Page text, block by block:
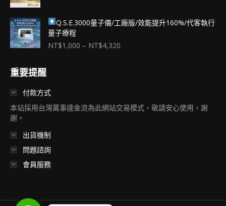
圍：
Q.S.E.3000量子儀/工廠版/效能提升160%/代客執行
量子療程
NT$1,000 – NT$4,320
NT$4,320
重要提醒
付款方式
本站採用台灣萬事達金流為此網站交易模式，敬請安心使用，謝
謝。
出貨機制
問題諮詢
會員服務